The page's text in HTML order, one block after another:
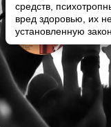
средств,
вред здоровью, их
установленную